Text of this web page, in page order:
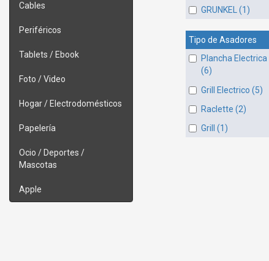
Cables
Periféricos
Tablets / Ebook
Foto / Video
Hogar / Electrodomésticos
Papelería
Ocio / Deportes /
Mascotas
Apple
GRUNKEL (1)
Tipo de Asadores
Plancha Electrica
(6)
Grill Electrico (5)
Raclette (2)
Grill (1)